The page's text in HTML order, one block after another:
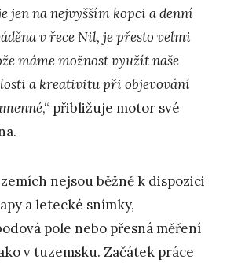
jen na nejvyšším kopci a denní
v řece Nil, je přesto velmi
máme možnost využít naše
a kreativitu při objevování
,“ přibližuje motor své
nejsou běžně k dispozici
a letecké snímky,
pole nebo přesná měření
v tuzemsku. Začátek práce